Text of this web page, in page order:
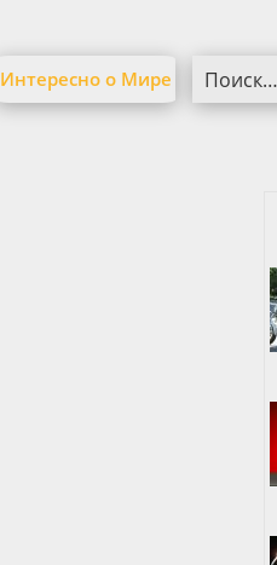
Интересно о Мире